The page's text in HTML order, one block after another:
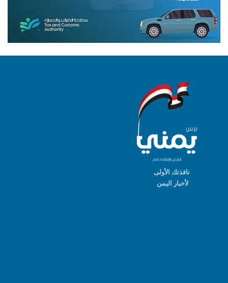
نافذتك الأولى
لأخبار اليمن